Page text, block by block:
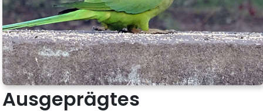
Ausgeprägtes